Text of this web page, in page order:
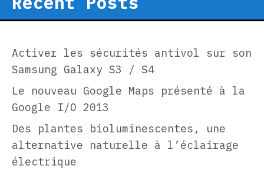
Activer les sécurités antivol sur son
Samsung Galaxy S3 / S4
Le nouveau Google Maps présenté à la
Google I/O 2013
Des plantes bioluminescentes, une
alternative naturelle à l’éclairage
électrique